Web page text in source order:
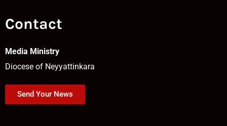
Contact
Media Ministry
Diocese of Neyyattinkara
Send Your News